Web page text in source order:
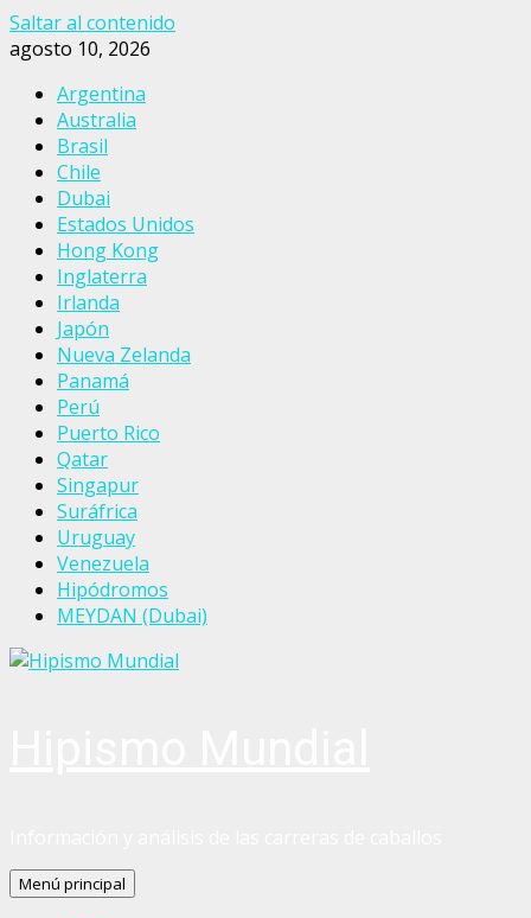
Saltar al contenido
agosto 10, 2026
Argentina
Australia
Brasil
Chile
Dubai
Estados Unidos
Hong Kong
Inglaterra
Irlanda
Japón
Nueva Zelanda
Panamá
Perú
Puerto Rico
Qatar
Singapur
Suráfrica
Uruguay
Venezuela
Hipódromos
MEYDAN (Dubai)
Menú principal